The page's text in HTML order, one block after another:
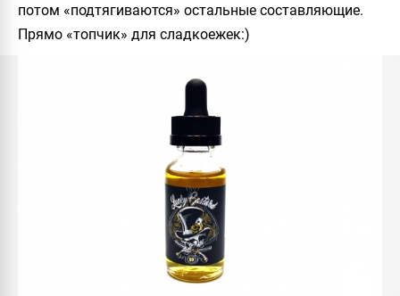
потом «подтягиваются» остальные составляющие.
Прямо «топчик» для сладкоежек:)